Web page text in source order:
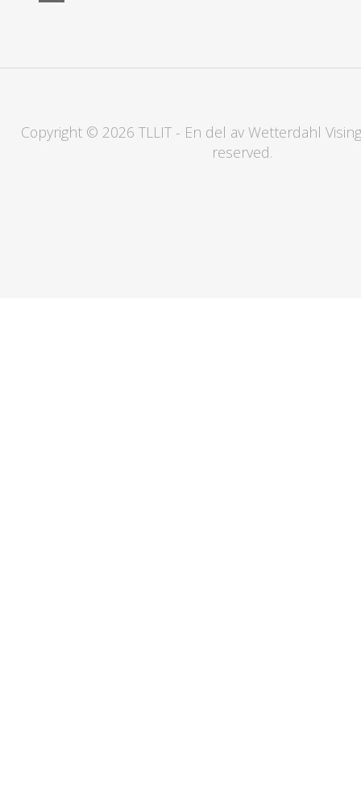
Copyright © 2026 TLLIT - En del av Wetterdahl
reserved.